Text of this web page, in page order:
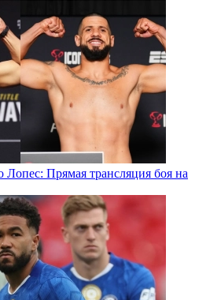
Прямая трансляция боя на